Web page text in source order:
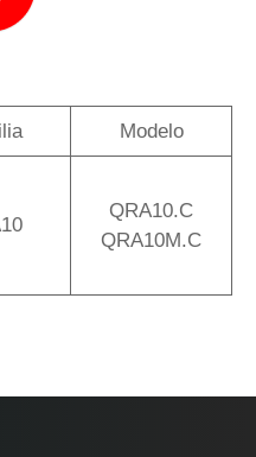
Modelo
QRA10.C
QRA10M.C